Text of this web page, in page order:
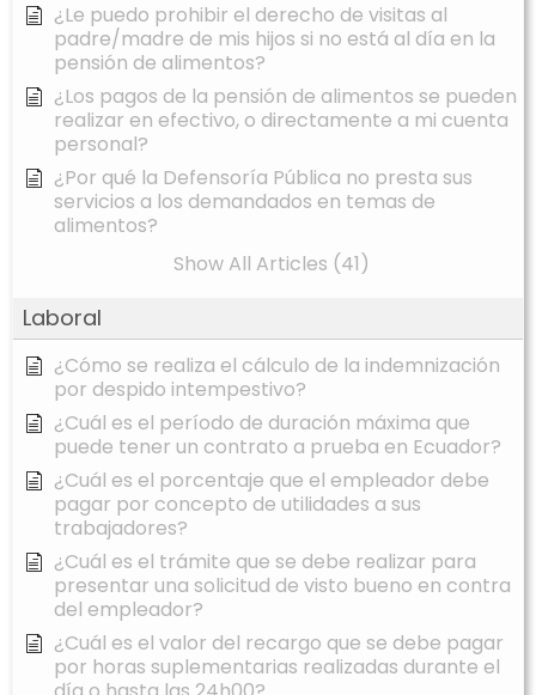
¿Le puedo prohibir el derecho de visitas al
padre/madre de mis hijos si no está al día en la
pensión de alimentos?
¿Los pagos de la pensión de alimentos se pueden
realizar en efectivo, o directamente a mi cuenta
personal?
¿Por qué la Defensoría Pública no presta sus
servicios a los demandados en temas de
alimentos?
Show All Articles (41)
Laboral
¿Cómo se realiza el cálculo de la indemnización
por despido intempestivo?
¿Cuál es el período de duración máxima que
puede tener un contrato a prueba en Ecuador?
¿Cuál es el porcentaje que el empleador debe
pagar por concepto de utilidades a sus
trabajadores?
¿Cuál es el trámite que se debe realizar para
presentar una solicitud de visto bueno en contra
del empleador?
¿Cuál es el valor del recargo que se debe pagar
por horas suplementarias realizadas durante el